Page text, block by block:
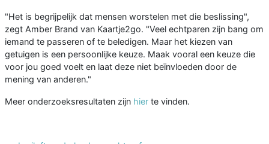
"Het is begrijpelijk dat mensen worstelen met die beslissing",
zegt Amber Brand van Kaartje2go. "Veel echtparen zijn bang om
iemand te passeren of te beledigen. Maar het kiezen van
getuigen is een persoonlijke keuze. Maak vooral een keuze die
voor jou goed voelt en laat deze niet beïnvloeden door de
mening van anderen."
Meer onderzoeksresultaten zijn hier te vinden.